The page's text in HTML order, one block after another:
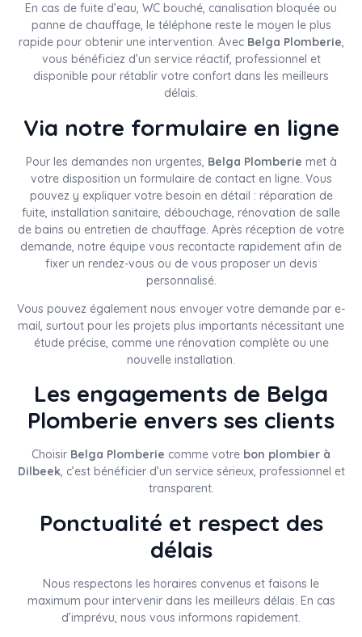
En cas de fuite d’eau, WC bouché, canalisation bloquée ou
panne de chauffage, le téléphone reste le moyen le plus
rapide pour obtenir une intervention. Avec Belga Plomberie,
vous bénéficiez d’un service réactif, professionnel et
disponible pour rétablir votre confort dans les meilleurs
délais.
Via notre formulaire en ligne
Pour les demandes non urgentes, Belga Plomberie met à
votre disposition un formulaire de contact en ligne. Vous
pouvez y expliquer votre besoin en détail : réparation de
fuite, installation sanitaire, débouchage, rénovation de salle
de bains ou entretien de chauffage. Après réception de votre
demande, notre équipe vous recontacte rapidement afin de
fixer un rendez-vous ou de vous proposer un devis
personnalisé.
Vous pouvez également nous envoyer votre demande par e-
mail, surtout pour les projets plus importants nécessitant une
étude précise, comme une rénovation complète ou une
nouvelle installation.
Les engagements de Belga
Plomberie envers ses clients
Choisir Belga Plomberie comme votre bon plombier à
Dilbeek, c’est bénéficier d’un service sérieux, professionnel et
transparent.
Ponctualité et respect des
délais
Nous respectons les horaires convenus et faisons le
maximum pour intervenir dans les meilleurs délais. En cas
d’imprévu, nous vous informons rapidement.